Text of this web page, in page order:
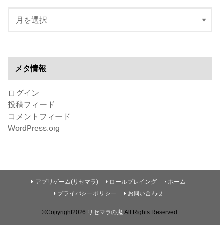
メタ情報
ログイン
投稿フィード
コメントフィード
WordPress.org
アプリゲーム(リセマラ) ロールプレイング
ホーム
プライバシーポリシー
お問い合わせ
©Copyright2026 リセマラの鬼 .All Rights Reserved.